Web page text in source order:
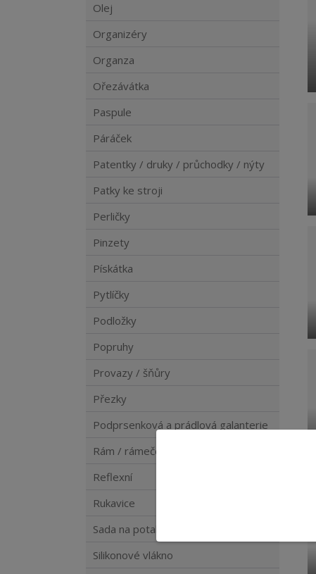
Olej
Organizéry
Organza
Ořezávátka
Paspule
Páráček
Patentky / druky / průchodky / nýty
Patky ke stroji
Perličky
Pinzety
Pískátka
Pytlíčky
Podložky
Popruhy
Provazy / šňůry
Přezky
Podprsenková a prádlová galanterie
Rám / rámeček
Reflexní
Rukavice
Sada na potahování knoflíků
Silikonové vlákno